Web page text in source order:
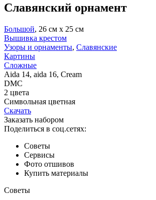
Славянский орнамент
Большой, 26 см х 25 см
Вышивка крестом
Узоры и орнаменты, Славянские
Картины
Сложные
Aida 14, aida 16, Cream
DMC
2 цвета
Символьная цветная
Скачать
Заказать набором
Поделиться в соц.сетях:
Советы
Сервисы
Фото отшивов
Купить материалы
Советы